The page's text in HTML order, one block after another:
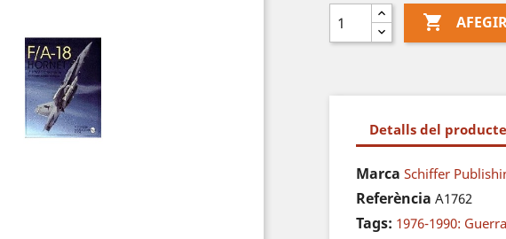

Detalls del producte
Marca Schiffer
Referència A1762
Tags: 1976-1990: